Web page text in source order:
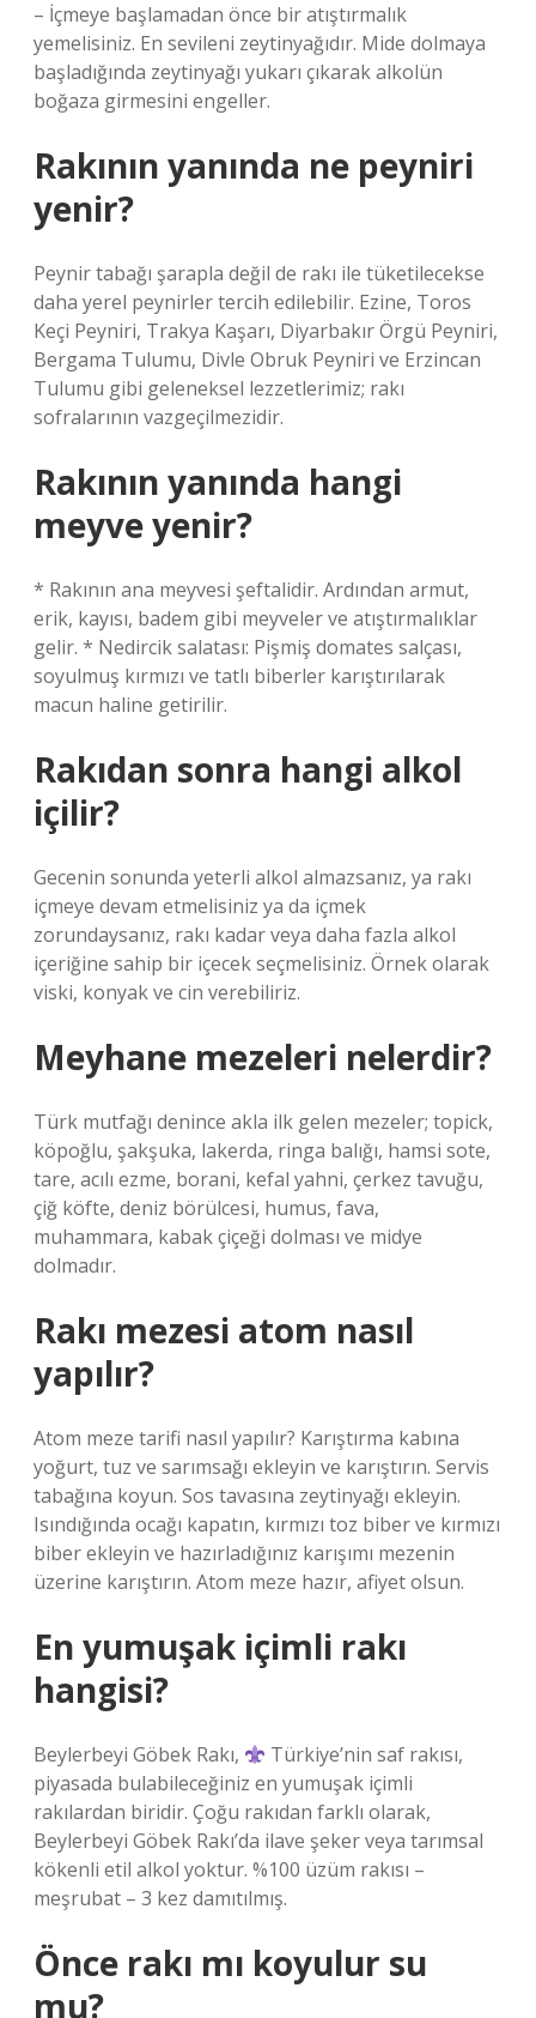
– İçmeye başlamadan önce bir atıştırmalık
yemelisiniz. En sevileni zeytinyağıdır. Mide dolmaya
başladığında zeytinyağı yukarı çıkarak alkolün
boğaza girmesini engeller.
Rakının yanında ne peyniri
yenir?
Peynir tabağı şarapla değil de rakı ile tüketilecekse
daha yerel peynirler tercih edilebilir. Ezine, Toros
Keçi Peyniri, Trakya Kaşarı, Diyarbakır Örgü Peyniri,
Bergama Tulumu, Divle Obruk Peyniri ve Erzincan
Tulumu gibi geleneksel lezzetlerimiz; rakı
sofralarının vazgeçilmezidir.
Rakının yanında hangi
meyve yenir?
* Rakının ana meyvesi şeftalidir. Ardından armut,
erik, kayısı, badem gibi meyveler ve atıştırmalıklar
gelir. * Nedircik salatası: Pişmiş domates salçası,
soyulmuş kırmızı ve tatlı biberler karıştırılarak
macun haline getirilir.
Rakıdan sonra hangi alkol
içilir?
Gecenin sonunda yeterli alkol almazsanız, ya rakı
içmeye devam etmelisiniz ya da içmek
zorundaysanız, rakı kadar veya daha fazla alkol
içeriğine sahip bir içecek seçmelisiniz. Örnek olarak
viski, konyak ve cin verebiliriz.
Meyhane mezeleri nelerdir?
Türk mutfağı denince akla ilk gelen mezeler; topick,
köpoğlu, şakşuka, lakerda, ringa balığı, hamsi sote,
tare, acılı ezme, borani, kefal yahni, çerkez tavuğu,
çiğ köfte, deniz börülcesi, humus, fava,
muhammara, kabak çiçeği dolması ve midye
dolmadır.
Rakı mezesi atom nasıl
yapılır?
Atom meze tarifi nasıl yapılır? Karıştırma kabına
yoğurt, tuz ve sarımsağı ekleyin ve karıştırın. Servis
tabağına koyun. Sos tavasına zeytinyağı ekleyin.
Isındığında ocağı kapatın, kırmızı toz biber ve kırmızı
biber ekleyin ve hazırladığınız karışımı mezenin
üzerine karıştırın. Atom meze hazır, afiyet olsun.
En yumuşak içimli rakı
hangisi?
Beylerbeyi Göbek Rakı,
Türkiye’nin saf rakısı,
piyasada bulabileceğiniz en yumuşak içimli
rakılardan biridir. Çoğu rakıdan farklı olarak,
Beylerbeyi Göbek Rakı’da ilave şeker veya tarımsal
kökenli etil alkol yoktur. %100 üzüm rakısı –
meşrubat – 3 kez damıtılmış.
Önce rakı mı koyulur su
mu?